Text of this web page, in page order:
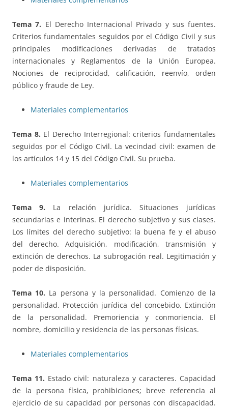
Tema 7. El Derecho Internacional Privado y sus fuentes.
Criterios fundamentales seguidos por el Código Civil y sus
principales modificaciones derivadas de tratados
internacionales y Reglamentos de la Unión Europea.
Nociones de reciprocidad, calificación, reenvío, orden
público y fraude de Ley.
Materiales complementarios
Tema 8. El Derecho Interregional: criterios fundamentales
seguidos por el Código Civil. La vecindad civil: examen de
los artículos 14 y 15 del Código Civil. Su prueba.
Materiales complementarios
Tema 9. La relación jurídica. Situaciones jurídicas
secundarias e interinas. El derecho subjetivo y sus clases.
Los límites del derecho subjetivo: la buena fe y el abuso
del derecho. Adquisición, modificación, transmisión y
extinción de derechos. La subrogación real. Legitimación y
poder de disposición.
Tema 10. La persona y la personalidad. Comienzo de la
personalidad. Protección jurídica del concebido. Extinción
de la personalidad. Premoriencia y conmoriencia. El
nombre, domicilio y residencia de las personas físicas.
Materiales complementarios
Tema 11. Estado civil: naturaleza y caracteres. Capacidad
de la persona física, prohibiciones; breve referencia al
ejercicio de su capacidad por personas con discapacidad.